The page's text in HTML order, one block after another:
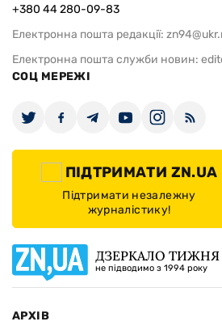
+380 44 280-09-83
Електронна пошта редакції:
Електронна пошта служби новин:
СОЦ МЕРЕЖІ
ПІДТРИМАТИ ZN.UA
Підтримати незалежну
журналістику!
ДЗЕРКАЛО ТИЖНЯ
не підводимо з 1994 року
АРХІВ